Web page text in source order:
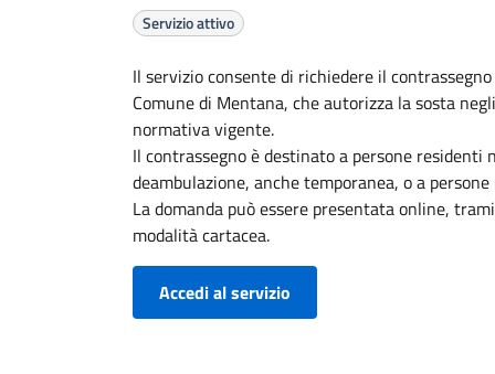
Servizio attivo
Il servizio consente di richiedere il
Comune di Mentana, che autorizza la sosta
normativa vigente.
Il contrassegno è destinato a persone
deambulazione, anche temporanea, o a
La domanda può essere presentata online,
modalità cartacea.
Accedi al servizio